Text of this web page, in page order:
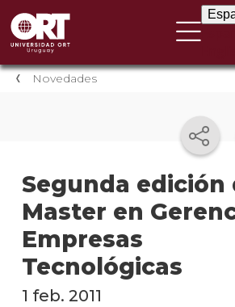
Novedades
Segunda edición
Master en
Empresas
Tecnológicas
1 feb. 2011